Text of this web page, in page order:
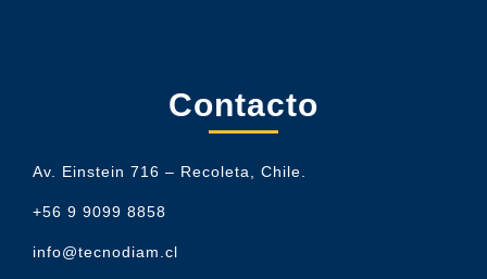
Contacto
Av. Einstein 716 – Recoleta, Chile.
+56 9 9099 8858
info@tecnodiam.cl